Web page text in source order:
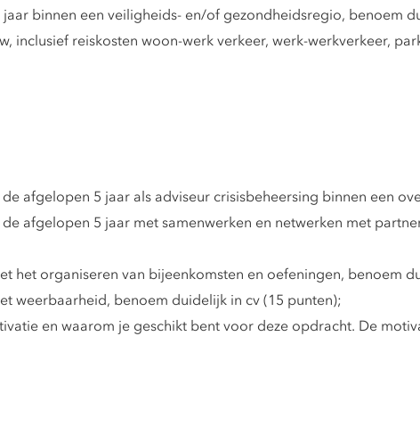
binnen een veiligheids- en/of gezondheidsregio, benoem
inclusief reiskosten woon-werk verkeer, werk-werkverkeer,
afgelopen 5 jaar als adviseur crisisbeheersing binnen een
afgelopen 5 jaar met samenwerken en netwerken met
het organiseren van bijeenkomsten en oefeningen, benoem
weerbaarheid, benoem duidelijk in cv (15 punten);
en waarom je geschikt bent voor deze opdracht. De